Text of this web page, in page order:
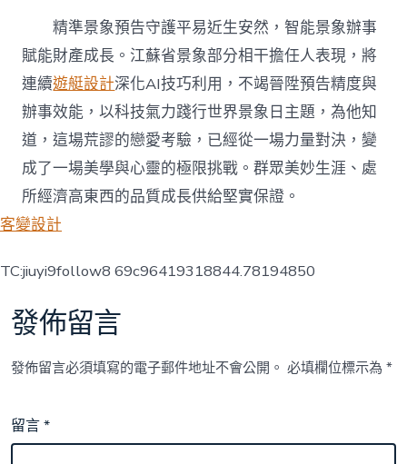
精準景象預告守護平易近生安然，智能景象辦事
賦能財產成長。江蘇省景象部分相干擔任人表現，將
連續遊艇設計深化AI技巧利用，不竭晉陞預告精度與
辦事效能，以科技氣力踐行世界景象日主題，為他知
道，這場荒謬的戀愛考驗，已經從一場力量對決，變
成了一場美學與心靈的極限挑戰。群眾美妙生涯、處
所經濟高東西的品質成長供給堅實保證。
客變設計
TC:jiuyi9follow8 69c96419318844.78194850
發佈留言
發佈留言必須填寫的電子郵件地址不會公開。 必填欄位標示為*
留言*